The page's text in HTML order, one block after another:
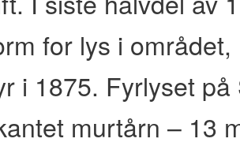
for lys i
i 1875. Fyrlyset
murtårn – 13